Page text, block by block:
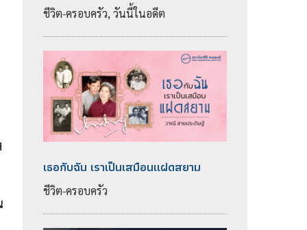
ชีวิต-ครอบครัว, วันนี้ในอดีต
เธอกับฉัน เราเป็นเสมือนแฝดสยาม
ชีวิต-ครอบครัว